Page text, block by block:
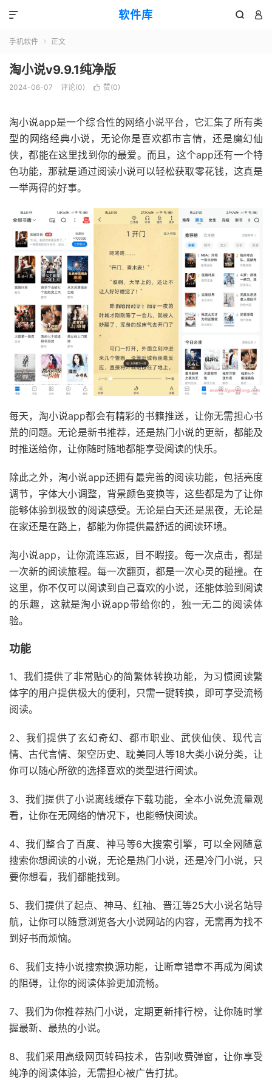
软件库  

手机软件  正文
淘小说v9.9.1纯净版
2024-06-07 评论(0)  赞(0)
淘小说app是一个综合性的网络小说平台，它汇集了所有类
型的网络经典小说，无论你是喜欢都市言情，还是魔幻仙
侠，都能在这里找到你的最爱。而且，这个app还有一个特
色功能，那就是通过阅读小说可以轻松获取零花钱，这真是
一举两得的好事。
每天，淘小说app都会有精彩的书籍推送，让你无需担心书
荒的问题。无论是新书推荐，还是热门小说的更新，都能及
时推送给你，让你随时随地都能享受阅读的快乐。
除此之外，淘小说app还拥有最完善的阅读功能，包括亮度
调节，字体大小调整，背景颜色变换等，这些都是为了让你
能够体验到极致的阅读感受。无论是白天还是黑夜，无论是
在家还是在路上，都能为你提供最舒适的阅读环境。
淘小说app，让你流连忘返，目不暇接。每一次点击，都是
一次新的阅读旅程。每一次翻页，都是一次心灵的碰撞。在
这里，你不仅可以阅读到自己喜欢的小说，还能体验到阅读
的乐趣，这就是淘小说app带给你的，独一无二的阅读体
验。
功能
1、我们提供了非常贴心的简繁体转换功能，为习惯阅读繁
体字的用户提供极大的便利，只需一键转换，即可享受流畅
阅读。
2、我们提供了玄幻奇幻、都市职业、武侠仙侠、现代言
情、古代言情、架空历史、耽美同人等18大类小说分类，让
你可以随心所欲的选择喜欢的类型进行阅读。
3、我们提供了小说离线缓存下载功能，全本小说免流量观
看，让你在无网络的情况下，也能畅快阅读。
4、我们整合了百度、神马等6大搜索引擎，可以全网随意
搜索你想阅读的小说，无论是热门小说，还是冷门小说，只
要你想看，我们都能找到。
5、我们提供了起点、神马、红袖、晋江等25大小说名站导
航，让你可以随意浏览各大小说网站的内容，无需再为找不
到好书而烦恼。
6、我们支持小说搜索换源功能，让断章错章不再成为阅读
的阻碍，让你的阅读体验更加流畅。
7、我们为你推荐热门小说，定期更新排行榜，让你随时掌
握最新、最热的小说。
8、我们采用高级网页转码技术，告别收费弹窗，让你享受
纯净的阅读体验，无需担心被广告打扰。